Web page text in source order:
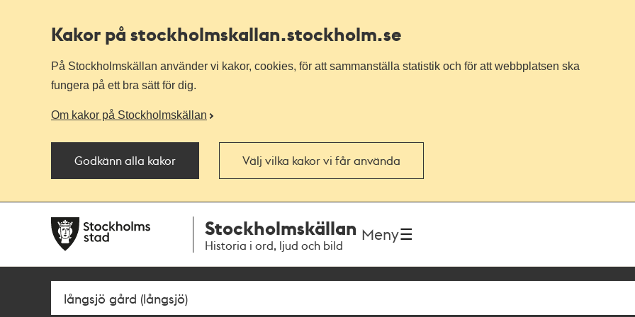
Kakor på stockholmskallan.stockholm.se
På Stockholmskällan använder vi kakor, cookies, för att sammanställa statistik och för att webbplatsen ska
fungera på ett bra sätt för dig.
Om kakor på Stockholmskällan
Godkänn alla kakor Välj vilka kakor vi får använda
navigationen
huvudinnehållet
Stockholmskällan
Historia i ord, ljud och bild
Meny
SökFritextsök